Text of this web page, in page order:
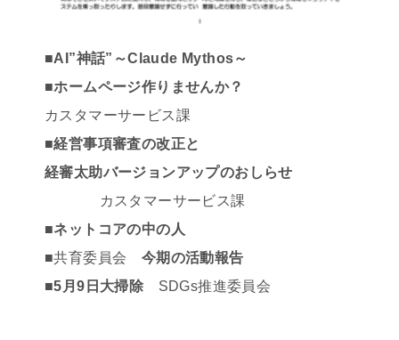
■AI”神話”～Claude Mythos～
■ホームページ作りませんか？
カスタマーサービス課
■経営事項審査の改正と
経審太助バージョンアップのおしらせ
カスタマーサービス課
■ネットコアの中の人
■共育委員会 今期の活動報告
■5月9日大掃除 SDGs推進委員会